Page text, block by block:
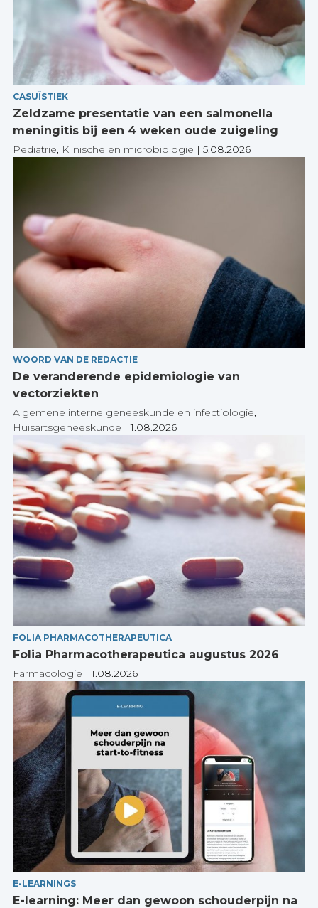
CASUÏSTIEK
Zeldzame presentatie van een salmonella
meningitis bij een 4 weken oude zuigeling
Pediatrie, Klinische en microbiologie | 5.08.2026
WOORD VAN DE REDACTIE
De veranderende epidemiologie van
vectorziekten
Algemene interne geneeskunde en infectiologie,
Huisartsgeneeskunde |1.08.2026
FOLIA PHARMACOTHERAPEUTICA
Folia Pharmacotherapeutica augustus 2026
Farmacologie |1.08.2026
E-LEARNINGS
E-learning: Meer dan gewoon schouderpijn na